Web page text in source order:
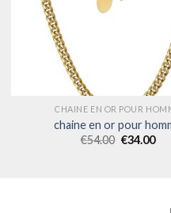
CHAINE EN OR POUR
chaine en or pour
€54.00 €34.00